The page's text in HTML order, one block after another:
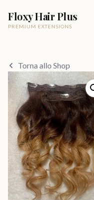
Floxy Hair Plus
PREMIUM EXTENSIONS
Torna allo Shop